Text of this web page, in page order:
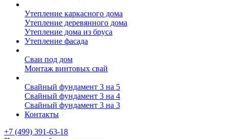
Утепление каркасного дома
Утепление деревянного дома
Утепление дома из бруса
Утепление фасада
Сваи под дом
Монтаж винтовых свай
Свайный фундамент 3 на 5
Свайный фундамент 3 на 4
Свайный фундамент 3 на 3
Контакты
+7 (499) 391-63-18